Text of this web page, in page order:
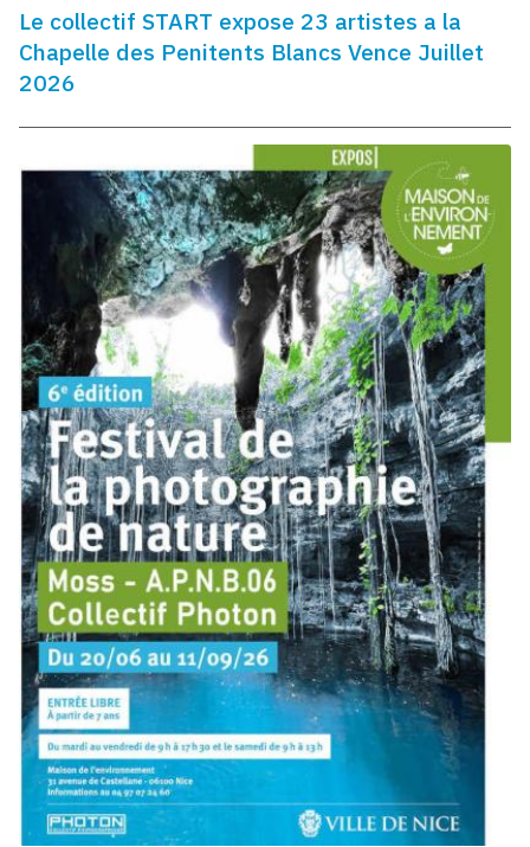
Le collectif START expose 23 artistes a la
Chapelle des Penitents Blancs Vence Juillet
2026